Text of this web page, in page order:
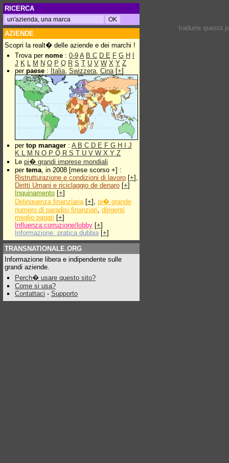
RICERCA
AZIENDE
Scopri la realt� delle aziende e dei marchi !
Trova per nome : 0-9 A B C D E F G H
J K L M N O P Q R S T U V W X Y Z
per paese : Italia, Swizzera, Cina[+]
per top manager : A B C D E F G H
J
K L M N O P Q R S T U V W X Y Z
Le pi� grandi imprese mondiali
per tema, in 2008 [mese scorso +] :
Ristrutturazione e condizioni di lavoro [+],
Diritti Umani e riciclaggio de denaro [+]
Inquinamento [+]
Delinquenza finanziaria[+], pi� grande
numero di paradisi finanziari, dirigenti
meglio pagati [+]
Influenza:corruzione/lobby [+]
Informazione: pratica dubbia [+]
TRANSNATIONALE.ORG
Informazione libera e indipendente sulle
grandi aziende.
Perch� usare questo sito?
Come si usa?
Contattaci - Supporto
tradurre questa